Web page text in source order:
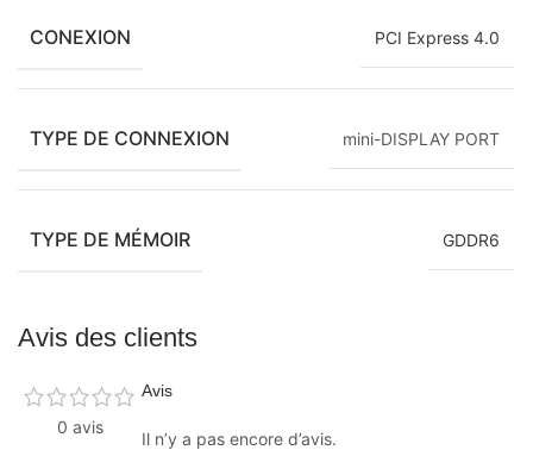
CONEXION PCI Express 4.0
TYPE DE CONNEXION mini-DISPLAY PORT
TYPE DE MÉMOIR GDDR6
Avis des clients
0 avis
Avis
Il n’y a pas encore d’avis.